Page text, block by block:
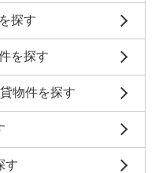
探す
を探す
物件を探す
す